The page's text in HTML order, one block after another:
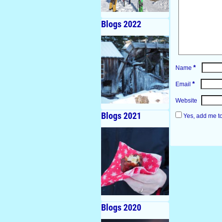
Name *
Email *
Website
Yes, add me
Blogs 2022
Blogs 2021
Blogs 2020